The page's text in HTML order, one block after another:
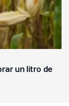
un litro de